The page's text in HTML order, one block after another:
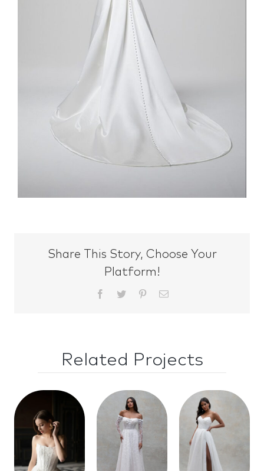
Share This Story, Choose Your
Platform!
Facebook
Twitter PinterestEmail
Related Projects
Style
30146
Style
30141
Style
30145